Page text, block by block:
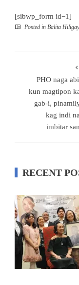
[sibwp_form id=1]
Posted in Balita
PHO naga
kun magtipon
gab-i,
kag indi
imbitar
RECENT